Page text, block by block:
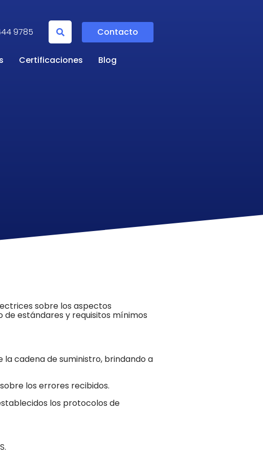
9785 Contacto
Certificaciones Blog
sobre los aspectos
deestándares y requisitos mínimos
cadena de suministro, brindando a
los errores recibidos.
los protocolos de